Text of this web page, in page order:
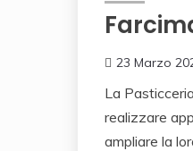
23 Marzo
La
realizzare
ampliare la